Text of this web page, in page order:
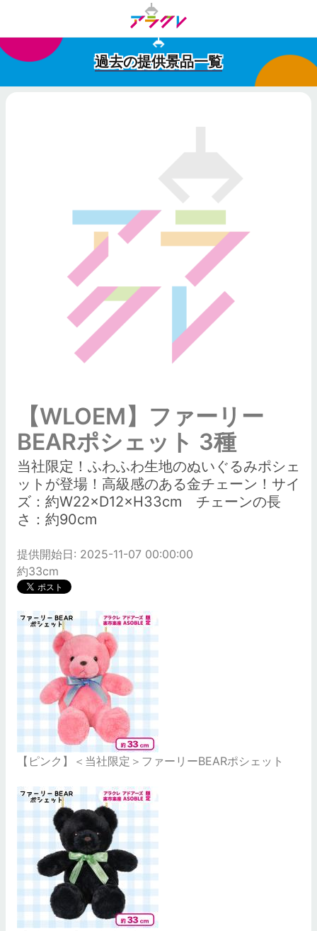
過去の提供景品一覧
【WLOEM】ファーリー
BEARポシェット 3種
当社限定！ふわふわ生地のぬいぐるみポシェ
ットが登場！高級感のある金チェーン！サイ
ズ：約W22×D12×H33cm チェーンの長
さ：約90cm
提供開始日: 2025-11-07 00:00:00
約33cm
【ピンク】＜当社限定＞ファーリーBEARポシェット